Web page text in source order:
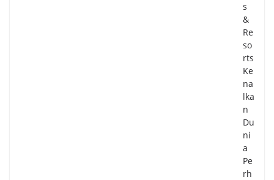
s
&
Re
so
rts
Ke
na
lka
n
Du
ni
a
Pe
rh